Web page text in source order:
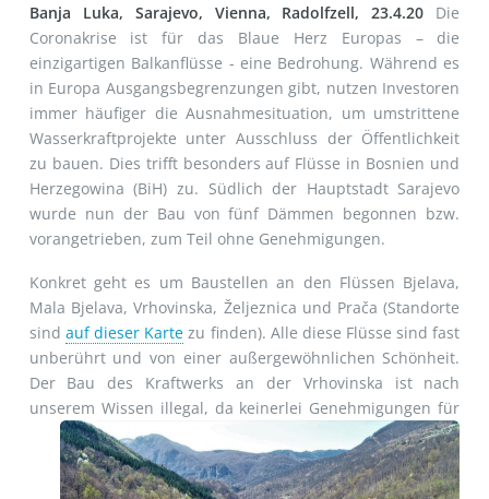
Banja Luka, Sarajevo, Vienna, Radolfzell, 23.4.20 Die
Coronakrise ist für das Blaue Herz Europas – die
einzigartigen Balkanflüsse - eine Bedrohung. Während es
in Europa Ausgangsbegrenzungen gibt, nutzen Investoren
immer häufiger die Ausnahmesituation, um umstrittene
Wasserkraftprojekte unter Ausschluss der Öffentlichkeit
zu bauen. Dies trifft besonders auf Flüsse in Bosnien und
Herzegowina (BiH) zu. Südlich der Hauptstadt Sarajevo
wurde nun der Bau von fünf Dämmen begonnen bzw.
vorangetrieben, zum Teil ohne Genehmigungen.
Konkret geht es um Baustellen an den Flüssen Bjelava,
Mala Bjelava, Vrhovinska, Željeznica und Prača (Standorte
sind auf dieser Karte zu finden). Alle diese Flüsse sind fast
unberührt und von einer außergewöhnlichen Schönheit.
Der Bau des Kraftwerks an der Vrhovinska ist nach
unserem Wissen illegal, da keinerlei Genehmigungen für